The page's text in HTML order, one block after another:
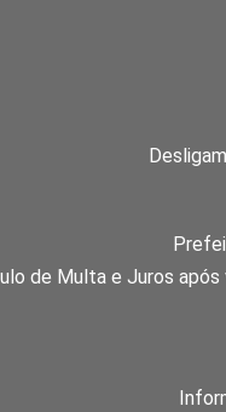
de Multa e Juros